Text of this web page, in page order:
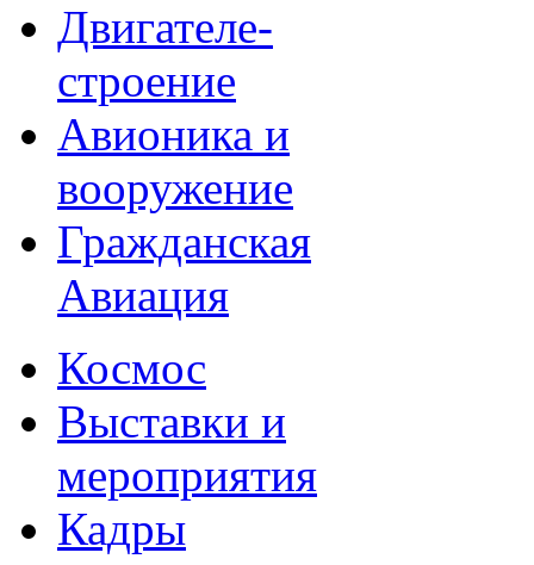
Двигателе-
строение
Авионика и
вооружение
Гражданская
Авиация
Космос
Выставки и
мероприятия
Кадры